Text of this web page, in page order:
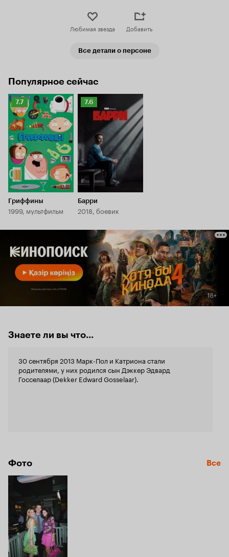
Любимая звезда Добавить
Все детали о персоне
Популярное сейчас
Рейтинг
Кинопоиска
7.7
7.7
Гриффины
1999, мультфильм
Рейтинг
Кинопоиска
7.6
Барри
2018, боевик
Знаете ли вы что...
30 сентября 2013 Марк-Пол и Катриона стали
родителями, у них родился сын Дэккер Эдвард
Госселаар (Dekker Edward Gosselaar).
Фото Все